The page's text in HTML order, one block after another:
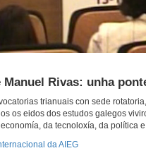
Manuel Rivas: unha
trianuais con sede
os eidos dos estudos galegos
da tecnoloxía, da política
da AIEG